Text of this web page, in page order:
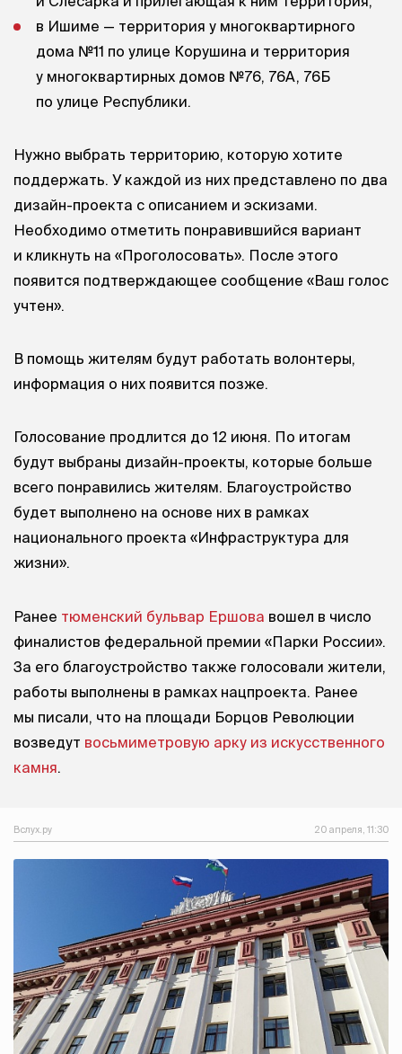
в Ишиме — территория у многоквартирного
дома №11 по улице Корушина и территория
у многоквартирных домов №76, 76А, 76Б
по улице Республики.
Нужно выбрать территорию, которую хотите
поддержать. У каждой из них представлено по два
дизайн-проекта с описанием и эскизами.
Необходимо отметить понравившийся вариант
и кликнуть на «Проголосовать». После этого
появится подтверждающее сообщение «Ваш голос
учтен».
В помощь жителям будут работать волонтеры,
информация о них появится позже.
Голосование продлится до 12 июня. По итогам
будут выбраны дизайн-проекты, которые больше
всего понравились жителям. Благоустройство
будет выполнено на основе них в рамках
национального проекта «Инфраструктура для
жизни».
Ранее тюменский бульвар Ершова вошел в число
финалистов федеральной премии «Парки России».
За его благоустройство также голосовали жители,
работы выполнены в рамках нацпроекта. Ранее
мы писали, что на площади Борцов Революции
возведут восьмиметровую арку из искусственного
камня.
Вслух.ру 20 апреля, 11:30